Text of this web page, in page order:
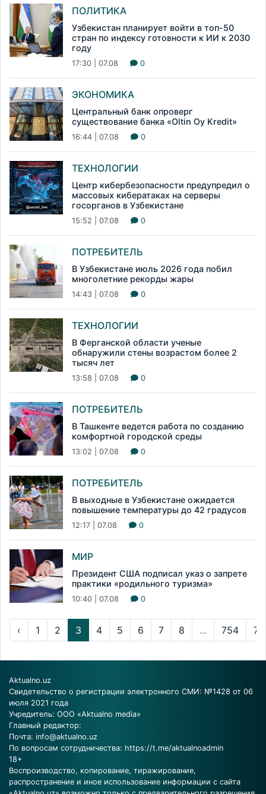
ПОЛИТИКА
Узбекистан планирует войти в топ-50
стран по индексу готовности к ИИ к 2030
году
17:30 | 07.08 0
ЭКОНОМИКА
Центральный банк опроверг
существование банка «Oltin Oy Kredit»
16:44 | 07.08 0
ТЕХНОЛОГИИ
Центр кибербезопасности предупредил о
массовых кибератаках на серверы
госорганов в Узбекистане
15:52 | 07.08 0
ПОТРЕБИТЕЛЬ
В Узбекистане июль 2026 года побил
многолетние рекорды жары
14:43 | 07.08 0
ТЕХНОЛОГИИ
В Ферганской области ученые
обнаружили стены возрастом более 2
тысяч лет
13:58 | 07.08 0
ПОТРЕБИТЕЛЬ
В Ташкенте ведется работа по созданию
комфортной городской среды
13:02 | 07.08 0
ПОТРЕБИТЕЛЬ
В выходные в Узбекистане ожидается
повышение температуры до 42 градусов
12:17 | 07.08 0
МИР
Президент США подписал указ о запрете
практики «родильного туризма»
10:40 | 07.08 0
‹ 1 2 3 4 5 6 7 8 ... 754
Aktualno.uz
Свидетельство о регистрации электронного СМИ: №1428 от 06
июля 2021 года
Учредитель: ООО «Aktualno media»
Главный редактор:
Почта: info@aktualno.uz
По вопросам сотрудничества: https://t.me/aktualnoadmin
18+
Воспроизводство, копирование, тиражирование,
распространение и иное использование информации с сайта